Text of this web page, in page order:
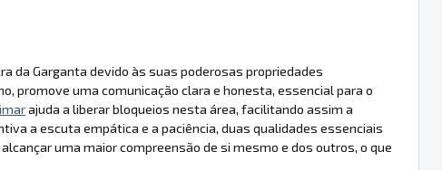
da Garganta devido às suas poderosas propriedades
promove uma comunicação clara e honesta, essencial para o
ajuda a liberar bloqueios nesta área, facilitando assim a
a escuta empática e a paciência, duas qualidades essenciais
uma maior compreensão de si mesmo e dos outros, o que